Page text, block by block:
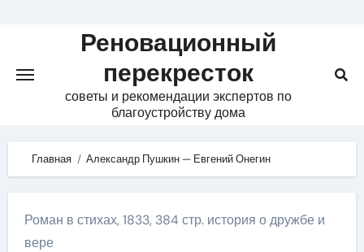
Реновационный
перекресток
советы и рекомендации экспертов по
благоустройству дома
Главная Александр Пушкин — Евгений Онегин
Роман в стихах, 1833, 384 стр. история о дружбе и
вере